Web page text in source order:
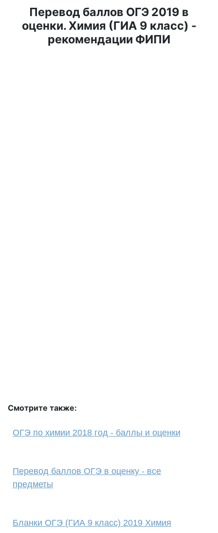
Перевод баллов ОГЭ 2019 в
оценки. Химия (ГИА 9 класс) -
рекомендации ФИПИ
Смотрите также:
ОГЭ по химии 2018 год - баллы и оценки
Перевод баллов ОГЭ в оценку - все
предметы
Бланки ОГЭ (ГИА 9 класс) 2019 Химия